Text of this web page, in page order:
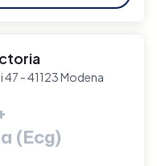
- 41123 Modena
(Ecg)